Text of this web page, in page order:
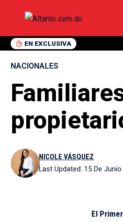
EN EXCLUSIVA
NACIONALES
Last Updated: 15 De
NICOLE VÁSQUEZ
El